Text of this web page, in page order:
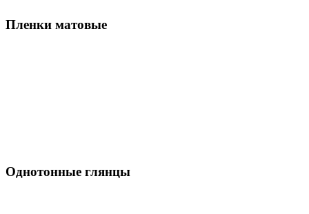
Пленки матовые
Однотонные глянцы